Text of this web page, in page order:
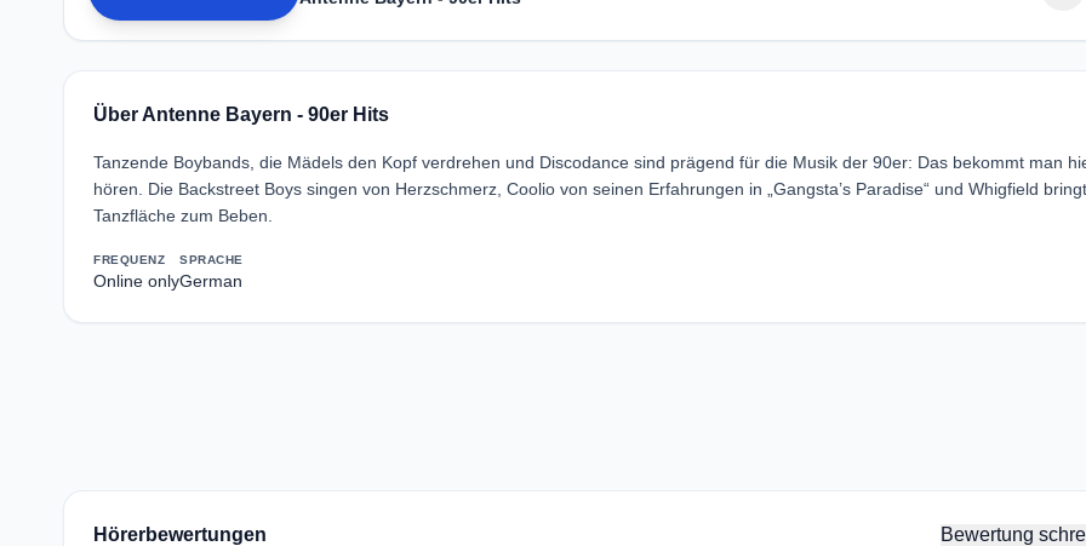
Über Antenne Bayern - 90er Hits
Tanzende Boybands, die Mädels den Kopf verdrehen und Discodance sind prägend für die Musik der 90er: Das bekommt man
hören. Die Backstreet Boys singen von Herzschmerz, Coolio von seinen Erfahrungen in „Gangsta’s Paradise“ und Whigfield
Tanzfläche zum Beben.
FREQUENZ
Online only
SPRACHE
German
Hörerbewertungen Bewertung